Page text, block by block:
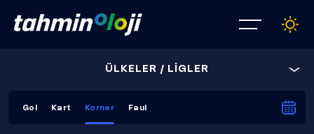
ÜLKELER / LİGLER
Gol Kart Korner Faul